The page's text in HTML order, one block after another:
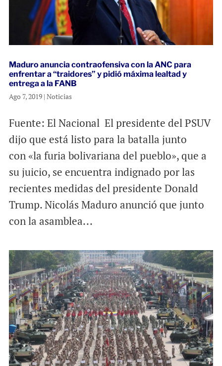
Maduro anuncia contraofensiva con la ANC para
enfrentar a “traidores” y pidió máxima lealtad y
entrega a la FANB
Ago 7, 2019| Noticias
Fuente: El Nacional El presidente del PSUV
dijo que está listo para la batalla junto
con «la furia bolivariana del pueblo», que a
su juicio, se encuentra indignado por las
recientes medidas del presidente Donald
Trump. Nicolás Maduro anunció que junto
con la asamblea...